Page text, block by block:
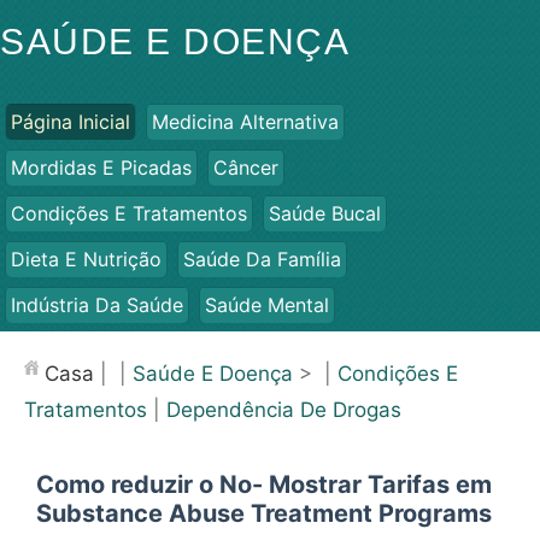
SAÚDE E DOENÇA
Página Inicial
Medicina Alternativa
Mordidas E Picadas
Câncer
Condições E Tratamentos
Saúde Bucal
Dieta E Nutrição
Saúde Da Família
Indústria Da Saúde
Saúde Mental
Saúde
Casa Saúde E Doença > | Condições E
Tratamentos
Dependência De Drogas
Como reduzir o No- Mostrar Tarifas em
Substance Abuse Treatment Programs